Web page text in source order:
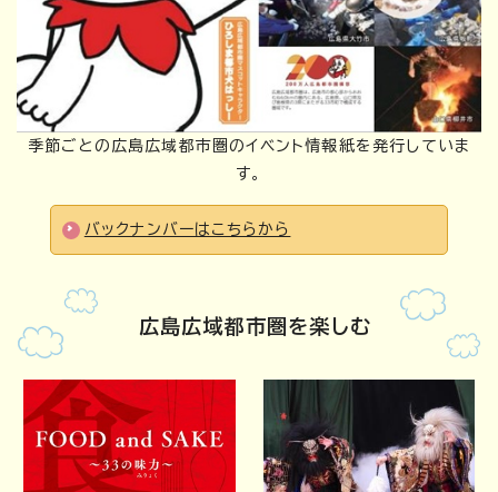
季節ごとの広島広域都市圏のイベント情報紙を発行していま
す。
バックナンバーはこちらから
広島広域都市圏を楽しむ